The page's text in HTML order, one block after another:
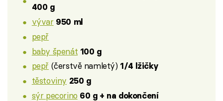
400 g
vývar 950 ml
pepř
baby špenát 100 g
pepř (čerstvě namletý) 1/4 lžičky
těstoviny 250 g
sýr pecorino 60 g + na dokončení